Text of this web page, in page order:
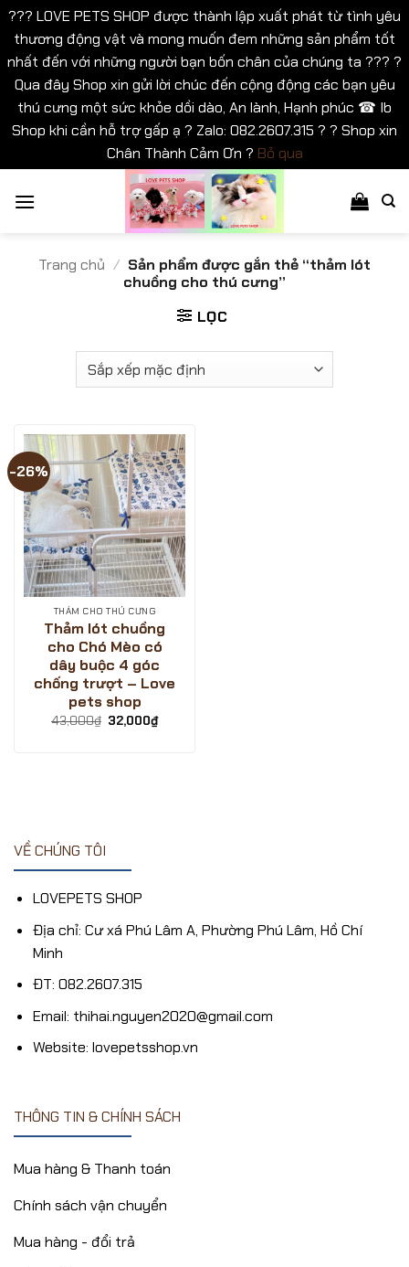
??? LOVE PETS SHOP được thành lập xuất phát từ tình yêu
thương động vật và mong muốn đem những sản phẩm tốt
nhất đến với những người bạn bốn chân của chúng ta ??? ?
Qua đây Shop xin gửi lời chúc đến cộng động các bạn yêu
thú cưng một sức khỏe dồi dào, An lành, Hạnh phúc ☎ Ib
Shop khi cần hỗ trợ gấp ạ ? Zalo: 082.2607.315 ? ? Shop xin
Chân Thành Cảm Ơn ? Bỏ qua
qua
Trang chủ / Sản phẩm được gắn thẻ “thảm lót
chuồng cho thú cưng”
LỌC
-26%
THẢM CHO THÚ CƯNG
Thảm lót chuồng
cho Chó Mèo có
dây buộc 4 góc
chống trượt – Love
pets shop
43,000₫ Giá
gốc
32,000₫Giá
VỀ CHÚNG TÔI
LOVEPETS SHOP
Địa chỉ: Cư xá Phú Lâm A, Phường Phú Lâm, Hồ Chí
Minh
ĐT: 082.2607.315
Email: thihai.nguyen2020@gmail.com
Website: lovepetsshop.vn
THÔNG TIN & CHÍNH SÁCH
Mua hàng & Thanh toán
Chính sách vận chuyển
Mua hàng - đổi trả